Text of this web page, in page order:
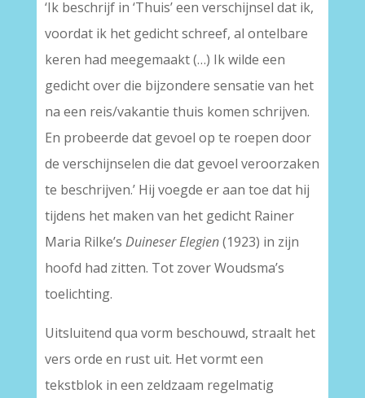
‘Ik beschrijf in ‘Thuis’ een verschijnsel dat ik,
voordat ik het gedicht schreef, al ontelbare
keren had meegemaakt (…) Ik wilde een
gedicht over die bijzondere sensatie van het
na een reis/vakantie thuis komen schrijven.
En probeerde dat gevoel op te roepen door
de verschijnselen die dat gevoel veroorzaken
te beschrijven.’ Hij voegde er aan toe dat hij
tijdens het maken van het gedicht Rainer
Maria Rilke’s Duineser Elegien(1923) in zijn
hoofd had zitten. Tot zover Woudsma’s
toelichting.
Uitsluitend qua vorm beschouwd, straalt het
vers orde en rust uit. Het vormt een
tekstblok in een zeldzaam regelmatig